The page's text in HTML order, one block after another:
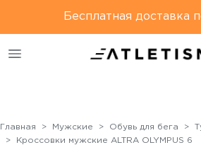
Только оригинальная
продукция
Бесплатная доставка
Главная Мужские Обувь для бега
Кроссовки мужские ALTRA OLYMPUS 6